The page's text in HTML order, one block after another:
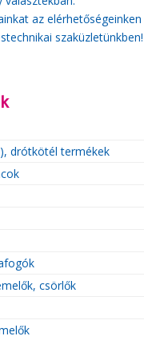
az elérhetőségeinken
szaküzletünkben!
drótkötél termékek
csörlők